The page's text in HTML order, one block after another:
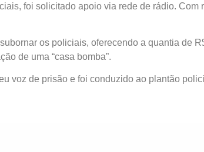
foi solicitado apoio via rede de rádio. Com
os policiais, oferecendo a quantia de
de uma “casa bomba”.
voz de prisão e foi conduzido ao plantão